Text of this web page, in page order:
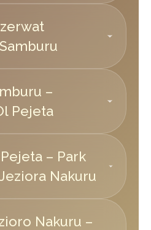
The Ark Lodge
–
Pejeta
– Park
Nakuru
Nakuru –